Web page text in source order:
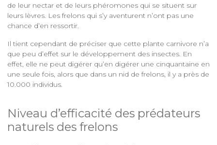
de leur nectar et de leurs phéromones qui se situent sur
leurs lèvres. Les frelons qui s’y aventurent n’ont pas une
chance d’en ressortir.
Il tient cependant de préciser que cette plante carnivore n’a
que peu d’effet sur le développement des insectes. En
effet, elle ne peut digérer qu’en digérer une cinquantaine en
une seule fois, alors que dans un nid de frelons, il y a près de
10.000 individus.
Niveau d’efficacité des prédateurs
naturels des frelons